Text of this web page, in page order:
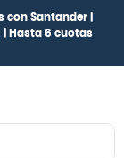
con Santander |
Hasta 6 cuotas